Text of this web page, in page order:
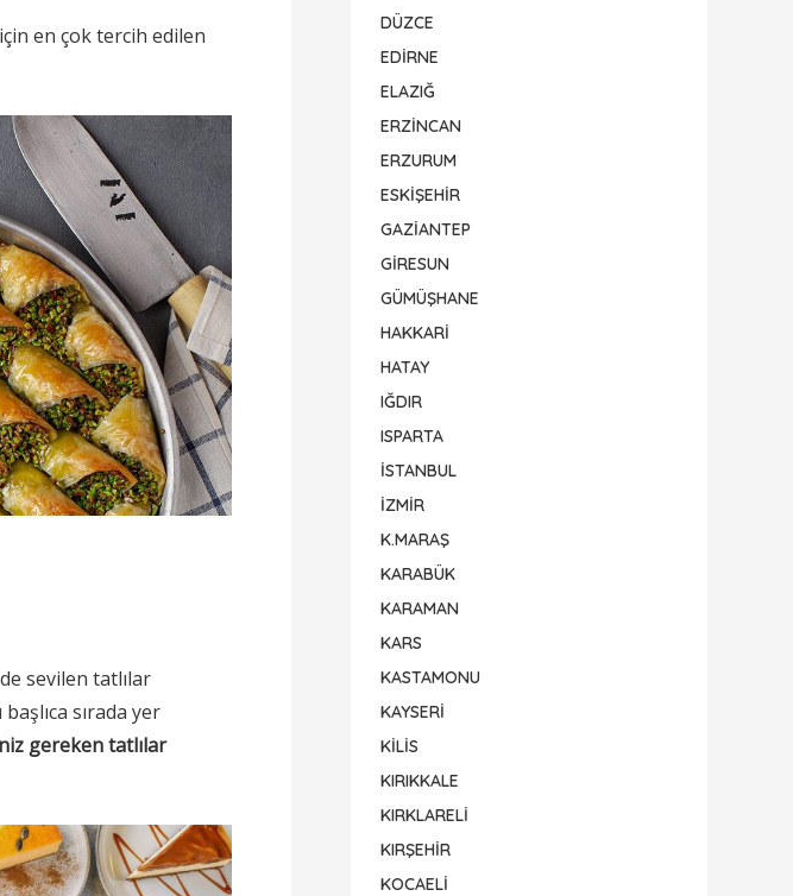
en çok tercih edilen
sevilen tatlılar
sırada yer
gereken tatlılar
DÜZCE
EDİRNE
ELAZIĞ
ERZİNCAN
ERZURUM
ESKİŞEHİR
GAZİANTEP
GİRESUN
GÜMÜŞHANE
HAKKARİ
HATAY
IĞDIR
ISPARTA
İSTANBUL
İZMİR
K.MARAŞ
KARABÜK
KARAMAN
KARS
KASTAMONU
KAYSERİ
KİLİS
KIRIKKALE
KIRKLARELİ
KIRŞEHİR
KOCAELİ